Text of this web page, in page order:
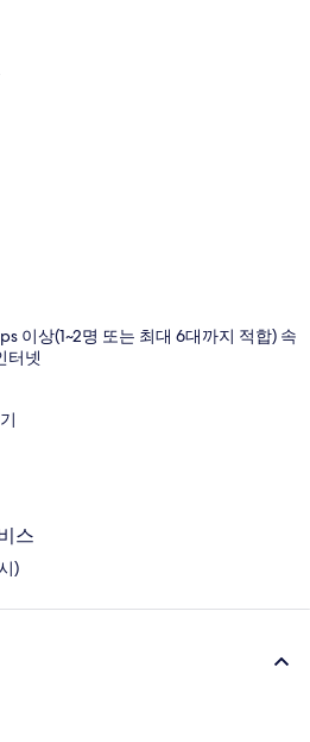
이상(1~2명 또는 최대 6대까지 적합) 속
터넷
스
)